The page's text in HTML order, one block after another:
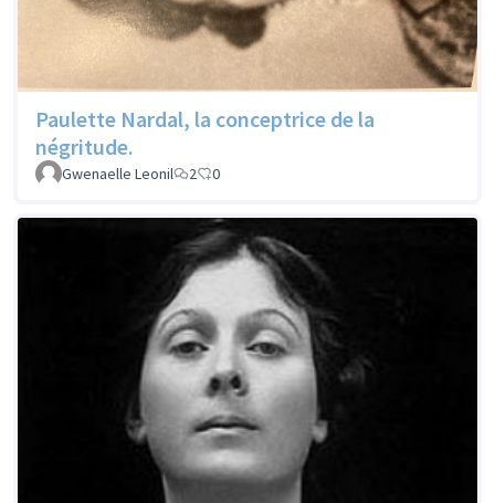
Paulette Nardal, la conceptrice de la
négritude.
Gwenaelle Leonil 2 0